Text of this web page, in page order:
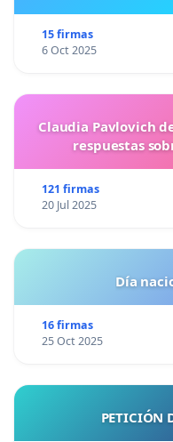
15 firmas
6 Oct 2025
Claudia Pavlovich
respuestas
121 firmas
20 Jul 2025
Día
16 firmas
25 Oct 2025
PETICIÓN